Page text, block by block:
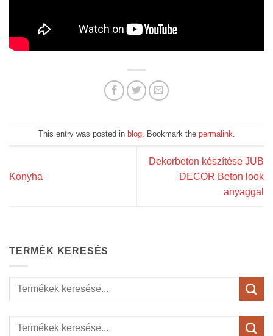
This entry was posted in blog. Bookmark the permalink
Konyha
Dekorbeton készítése JUB
DECOR Beton look
anyaggal
TERMÉK KERESÉS
Keresés